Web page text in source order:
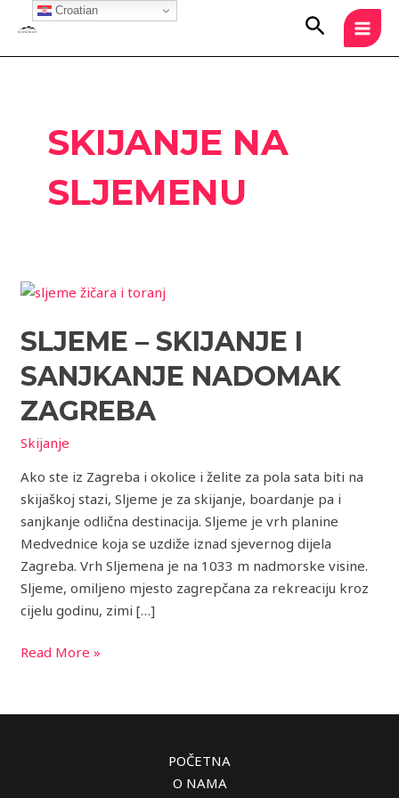
content
Search
SKIJANJE NA
SLJEMENU
SLJEME – SKIJANJE I
SANJKANJE NADOMAK
ZAGREBA
Skijanje
Ako ste iz Zagreba i okolice i želite za pola sata biti na
skijaškoj stazi, Sljeme je za skijanje, boardanje pa i
sanjkanje odlična destinacija. Sljeme je vrh planine
Medvednice koja se uzdiže iznad sjevernog dijela
Zagreba. Vrh Sljemena je na 1033 m nadmorske visine.
Sljeme, omiljeno mjesto zagrepčana za rekreaciju kroz
cijelu godinu, zimi […]
Sljeme
skijanje
sanjkanje
nadomak
Zagreba
Read More »
POČETNA
O NAMA
Croatian